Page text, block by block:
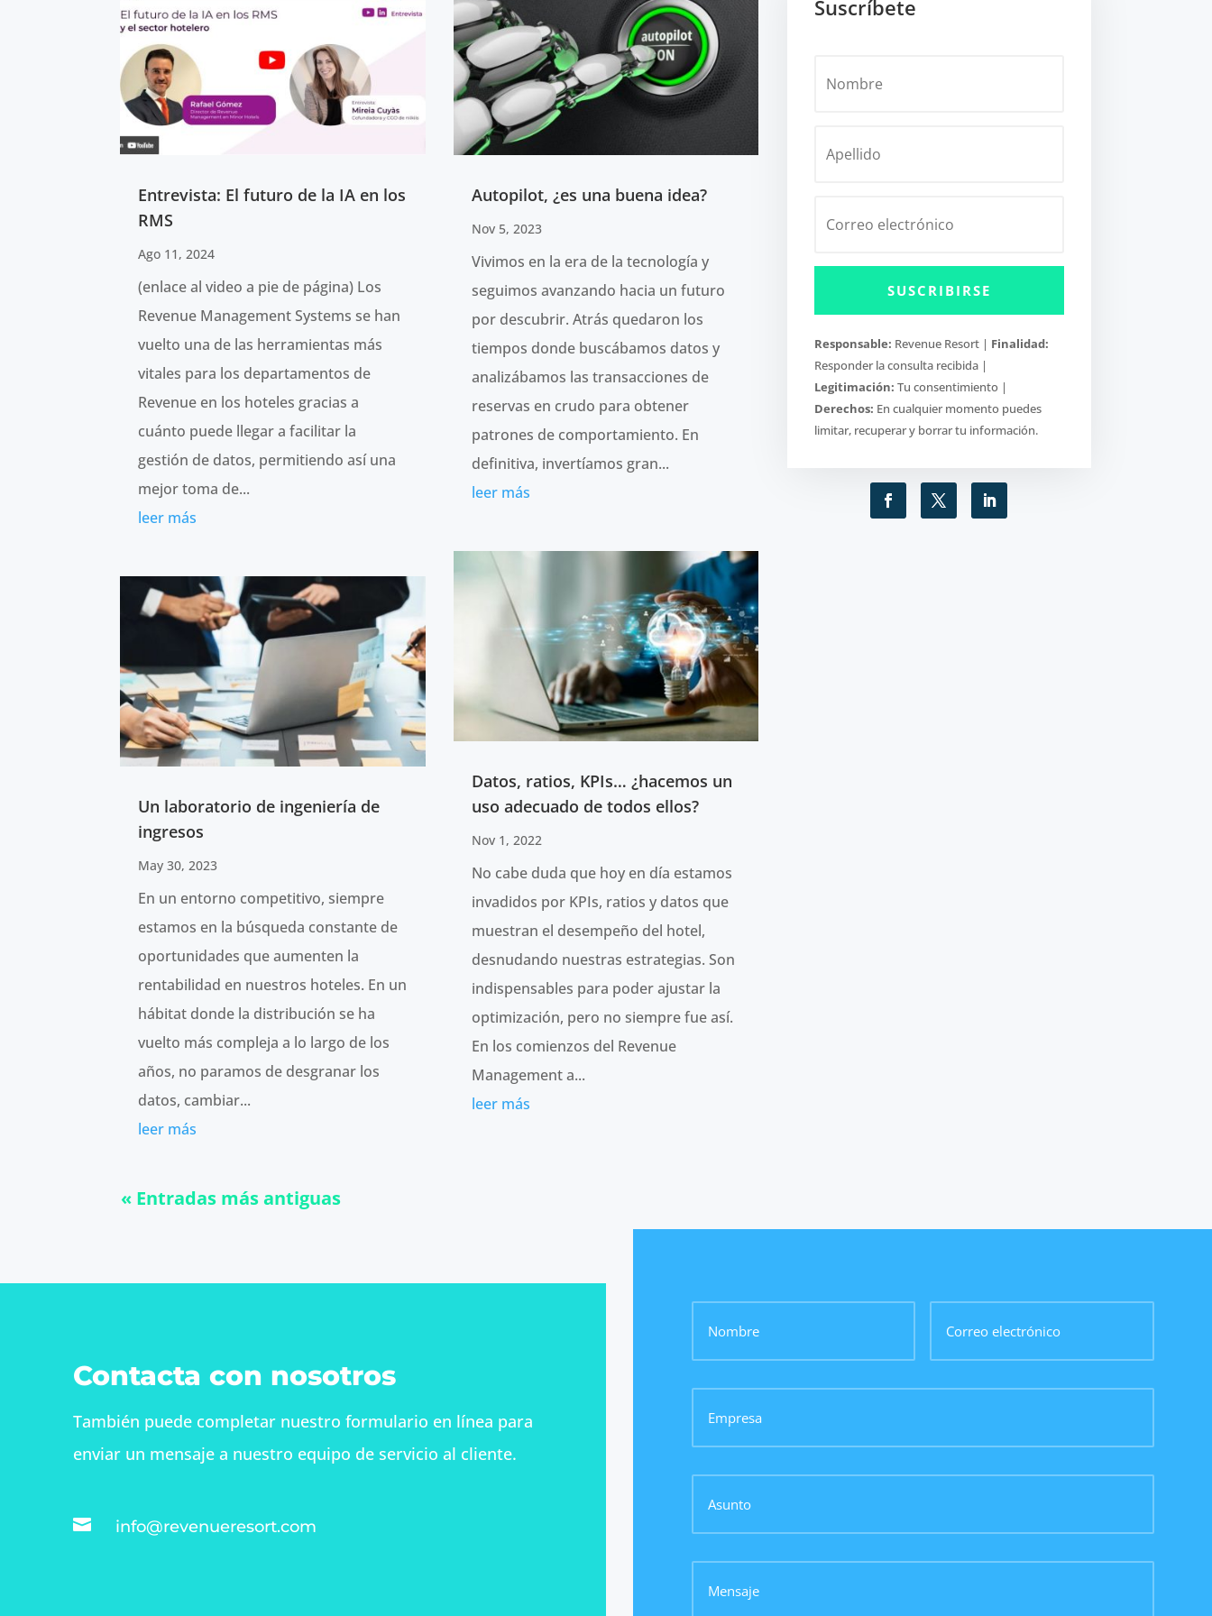
Entrevista: El futuro de la IA en los
RMS
Ago 11, 2024
(enlace al video a pie de página) Los
Revenue Management Systems se han
vuelto una de las herramientas más
vitales para los departamentos de
Revenue en los hoteles gracias a
cuánto puede llegar a facilitar la
gestión de datos, permitiendo así una
mejor toma de...
leer más
Un laboratorio de ingeniería de
ingresos
May 30, 2023
En un entorno competitivo, siempre
estamos en la búsqueda constante de
oportunidades que aumenten la
rentabilidad en nuestros hoteles. En un
hábitat donde la distribución se ha
vuelto más compleja a lo largo de los
años, no paramos de desgranar los
datos, cambiar...
leer más
Autopilot, ¿es una buena idea?
Nov 5, 2023
Vivimos en la era de la tecnología y
seguimos avanzando hacia un futuro
por descubrir. Atrás quedaron los
tiempos donde buscábamos datos y
analizábamos las transacciones de
reservas en crudo para obtener
patrones de comportamiento. En
definitiva, invertíamos gran...
leer más
Datos, ratios, KPIs… ¿hacemos un
uso adecuado de todos ellos?
Nov 1, 2022
No cabe duda que hoy en día estamos
invadidos por KPIs, ratios y datos que
muestran el desempeño del hotel,
desnudando nuestras estrategias. Son
indispensables para poder ajustar la
optimización, pero no siempre fue así.
En los comienzos del Revenue
Management a...
leer más
« Entradas más antiguas
Suscríbete
SUSCRIBIRSE
Responsable: Revenue Resort | Finalidad:
Responder la consulta recibida |
Legitimación: Tu consentimiento |
Derechos: En cualquier momento puedes
limitar, recuperar y borrar tu información.
Contacta con nosotros
También puede completar nuestro formulario en línea para
enviar un mensaje a nuestro equipo de servicio al cliente.
 info@revenueresort.com